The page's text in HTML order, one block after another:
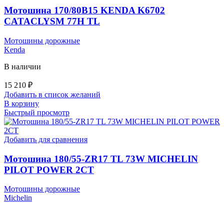
Мотошина 170/80B15 KENDA K6702
CATACLYSM 77H TL
Мотошины дорожные
Kenda
В наличии
15 210 ₽
Добавить в список желаний
В корзину
Быстрый просмотр
Добавить для сравнения
Мотошина 180/55-ZR17 TL 73W MICHELIN
PILOT POWER 2CT
Мотошины дорожные
Michelin